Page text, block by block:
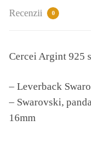
Recenzii 0
Cercei Argint 925
– Leverback
– Swarovski,
16mm